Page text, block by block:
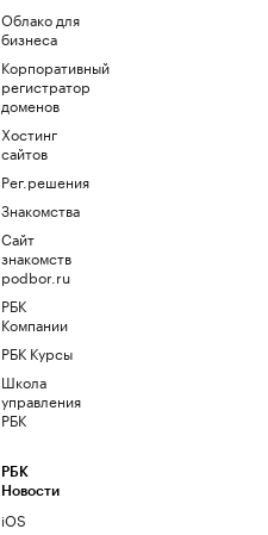
Облако для
бизнеса
Корпоративный
регистратор
доменов
Хостинг
сайтов
Рег.решения
Знакомства
Сайт
знакомств
podbor.ru
РБК
Компании
РБК Курсы
Школа
управления
РБК
РБК
Новости
iOS